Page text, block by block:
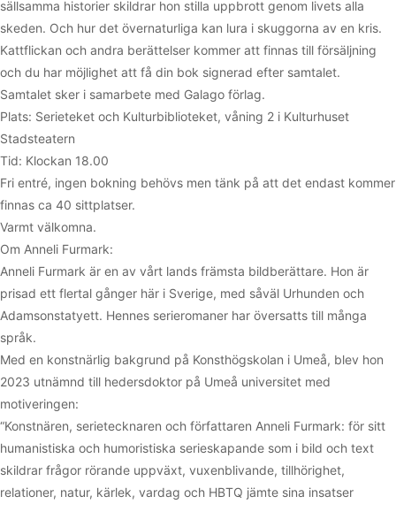
sällsamma historier skildrar hon stilla uppbrott genom livets alla
skeden. Och hur det övernaturliga kan lura i skuggorna av en kris.
Kattflickan och andra berättelser kommer att finnas till försäljning
och du har möjlighet att få din bok signerad efter samtalet.
Samtalet sker i samarbete med Galago förlag.
Plats: Serieteket och Kulturbiblioteket, våning 2 i Kulturhuset
Stadsteatern
Tid: Klockan 18.00
Fri entré, ingen bokning behövs men tänk på att det endast kommer
finnas ca 40 sittplatser.
Varmt välkomna.
Om Anneli Furmark:
Anneli Furmark är en av vårt lands främsta bildberättare. Hon är
prisad ett flertal gånger här i Sverige, med såväl Urhunden och
Adamsonstatyett. Hennes serieromaner har översatts till många
språk.
Med en konstnärlig bakgrund på Konsthögskolan i Umeå, blev hon
2023 utnämnd till hedersdoktor på Umeå universitet med
motiveringen:
“Konstnären, serietecknaren och författaren Anneli Furmark: för sitt
humanistiska och humoristiska serieskapande som i bild och text
skildrar frågor rörande uppväxt, vuxenblivande, tillhörighet,
relationer, natur, kärlek, vardag och HBTQ jämte sina insatser